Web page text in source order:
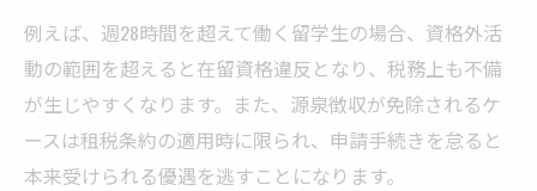
クとは
外国人雇用における所得税や住民税の違い
解説
外国人雇用における住民税トラブル回避術
例えば、週28時間を超えて働く留学生の場合、資格外活
動の範囲を超えると在留資格違反となり、税務上も不備
が生じやすくなります。また、源泉徴収が免除されるケ
ースは租税条約の適用時に限られ、申請手続きを怠ると
本来受けられる優遇を逃すことになります。